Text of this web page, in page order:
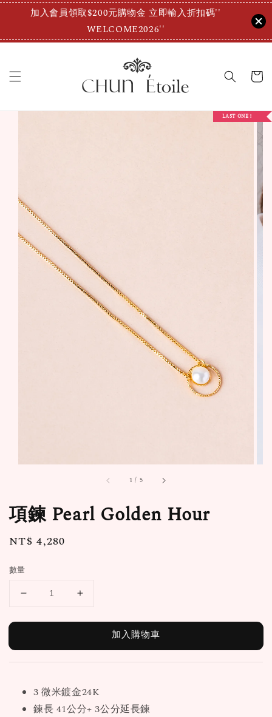
加入會員領取$200元購物金 立即輸入折扣碼''
WELCOME2026''
1 / 5
LAST ONE！
項鍊 Pearl Golden Hour
Regular
NT$ 4,280
數量
加入購物車
3 微米鍍金24K
鍊長 41公分+ 3公分延長鍊